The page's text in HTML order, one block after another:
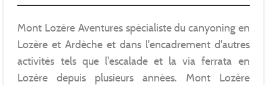
Mont Lozère Aventures spécialiste du canyoning en
Lozère et Ardèche et dans l'encadrement d'autres
activités tels que l'escalade et la via ferrata en
Lozère depuis plusieurs années. Mont Lozère